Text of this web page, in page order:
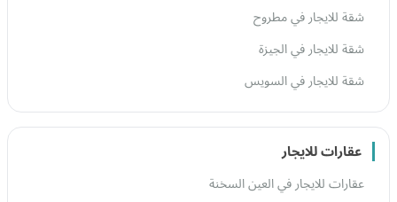
شقة للايجار في مطروح
شقة للايجار في الجيزة
شقة للايجار في السويس
عقارات للايجار
عقارات للايجار في العين السخنة